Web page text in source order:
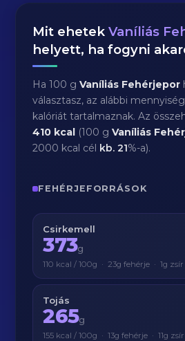
Mit ehetekVaníliás
helyett, ha fogyni
Ha 100 gVaníliás Fehérjepor
választasz, az alábbi
kalóriát tartalmaznak. Az
410 kcal (100 gVaníliás
2000 kcal cél kb.21%-a).
FEHÉRJEFORRÁSOK
Csirkemell
373g
110 kcal / 100g · 23g fehérje · 1g zsír
Tojás
265g
155 kcal / 100g · 13g fehérje · 11g zsír